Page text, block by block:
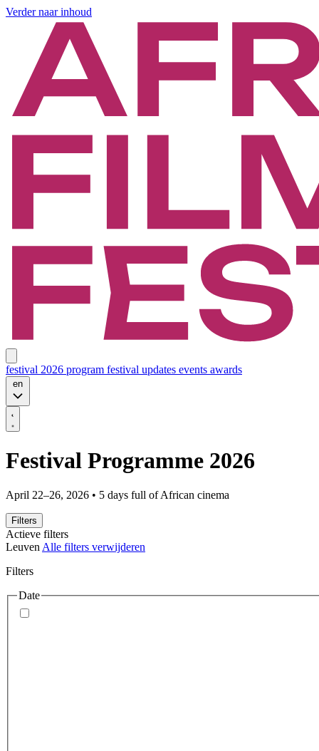
Verder naar inhoud
festival 2026 program festival updates events awards
en
Festival Programme 2026
April 22–26, 2026 • 5 days full of African cinema
Filters
Actieve filters
Leuven Alle filters verwijderen
Filters
Date